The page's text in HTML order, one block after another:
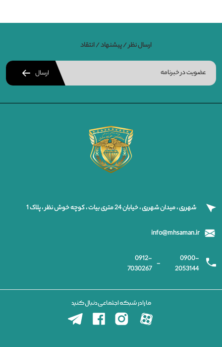
ارسال نظر / پیشنهاد / انتقاد
ارسال
شهرری ، میدان شهرری ، خیابان 24 متری بیات ، کوچه خوش نظر ، پلاک 1
info@mhsaman.ir
0900-
2053144
-
0912-
7030267
ما را در شبکه اجتماعی دنبال کنید